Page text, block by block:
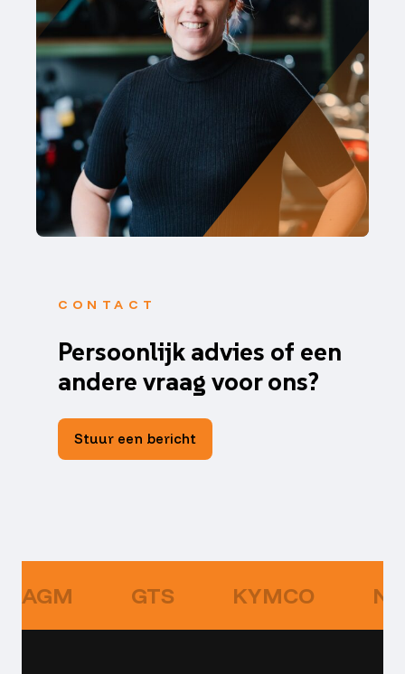
CONTACT
Persoonlijk advies of een
andere vraag voor ons?
Stuur een bericht
AGM GTS KYMCO